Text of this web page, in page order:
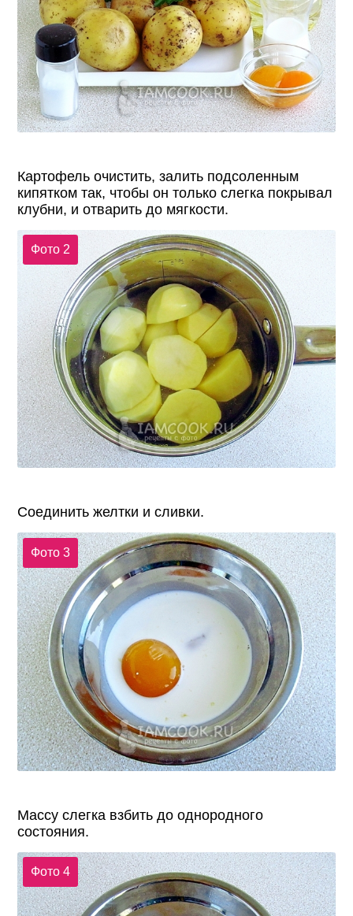
Картофель очистить, залить подсоленным
кипятком так, чтобы он только слегка покрывал
клубни, и отварить до мягкости.
Фото 2
Соединить желтки и сливки.
Фото 3
Массу слегка взбить до однородного
состояния.
Фото 4